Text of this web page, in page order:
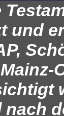
und
nach